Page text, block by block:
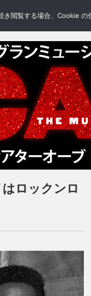
ロックンロ
閲覧する場合、Cookie の